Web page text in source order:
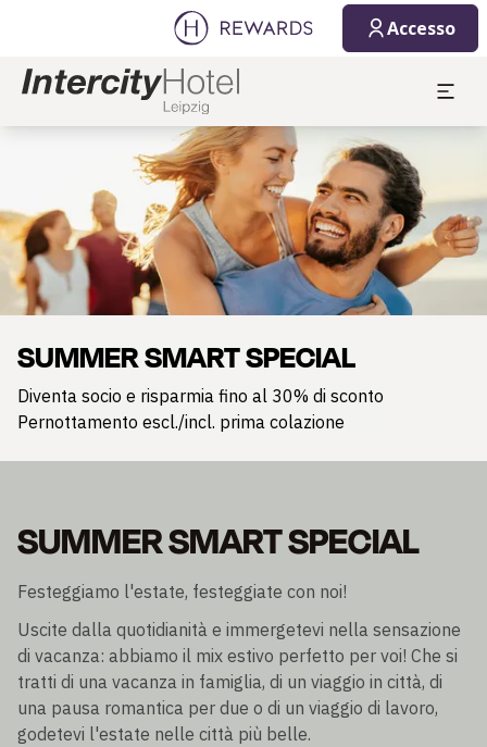
Accesso
SUMMER SMART SPECIAL
Diventa socio e risparmia fino al 30% di sconto
Pernottamento escl./incl. prima colazione
SUMMER SMART SPECIAL
Festeggiamo l'estate, festeggiate con noi!
Uscite dalla quotidianità e immergetevi nella sensazione
di vacanza: abbiamo il mix estivo perfetto per voi! Che si
tratti di una vacanza in famiglia, di un viaggio in città, di
una pausa romantica per due o di un viaggio di lavoro,
godetevi l'estate nelle città più belle.